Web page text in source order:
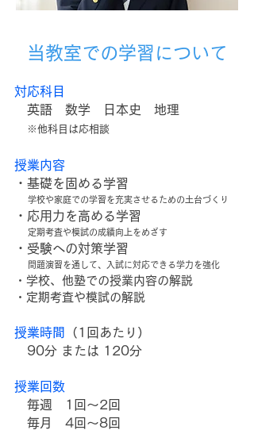
当教室での学習について
対応科目
英語 数学 日本史 地理
※他科目は応相談
授業内容
・基礎を固める学習
学校や家庭での学習を充実させるための土台づくり
・応用力を高める学習
定期考査や模試の成績向上をめざす
・受験への対策学習
問題演習を通して、入試に対応できる学力を強化
・学校、他塾での授業内容の解説
・定期考査や模試の解説
授業時間
（1回あたり）
90分 または 120分
授業回数
毎週 1回～2回
毎月 4回～8回